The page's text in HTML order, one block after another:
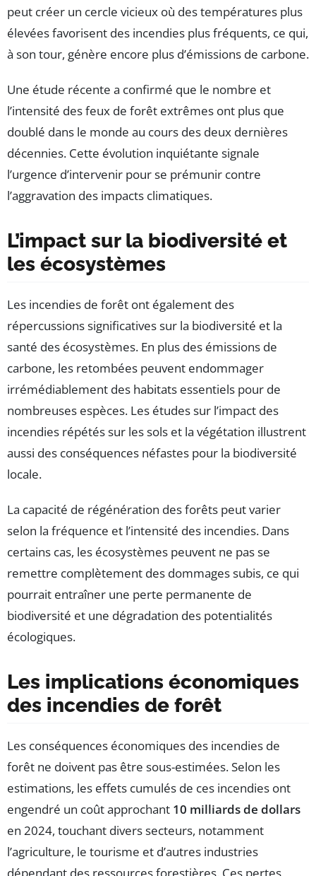
peut créer un cercle vicieux où des températures plus
élevées favorisent des incendies plus fréquents, ce qui,
à son tour, génère encore plus d’émissions de carbone.
Une étude récente a confirmé que le nombre et
l’intensité des feux de forêt extrêmes ont plus que
doublé dans le monde au cours des deux dernières
décennies. Cette évolution inquiétante signale
l’urgence d’intervenir pour se prémunir contre
l’aggravation des impacts climatiques.
L’impact sur la biodiversité et
les écosystèmes
Les incendies de forêt ont également des
répercussions significatives sur la biodiversité et la
santé des écosystèmes. En plus des émissions de
carbone, les retombées peuvent endommager
irrémédiablement des habitats essentiels pour de
nombreuses espèces. Les études sur l’impact des
incendies répétés sur les sols et la végétation illustrent
aussi des conséquences néfastes pour la biodiversité
locale.
La capacité de régénération des forêts peut varier
selon la fréquence et l’intensité des incendies. Dans
certains cas, les écosystèmes peuvent ne pas se
remettre complètement des dommages subis, ce qui
pourrait entraîner une perte permanente de
biodiversité et une dégradation des potentialités
écologiques.
Les implications économiques
des incendies de forêt
Les conséquences économiques des incendies de
forêt ne doivent pas être sous-estimées. Selon les
estimations, les effets cumulés de ces incendies ont
engendré un coût approchant 10 milliards de dollars
en 2024, touchant divers secteurs, notamment
l’agriculture, le tourisme et d’autres industries